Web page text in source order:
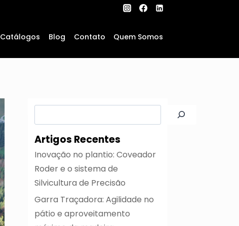
Catálogos Blog Contato Quem Somos
Artigos Recentes
Inovação no plantio: Coveador
Roder e o sistema de
Silvicultura de Precisão
Garra Traçadora: Agilidade no
pátio e aproveitamento